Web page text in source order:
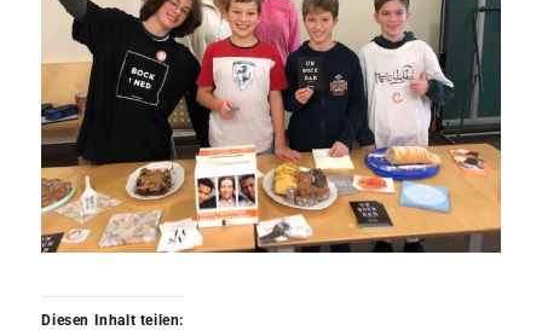
Diesen Inhalt teilen: